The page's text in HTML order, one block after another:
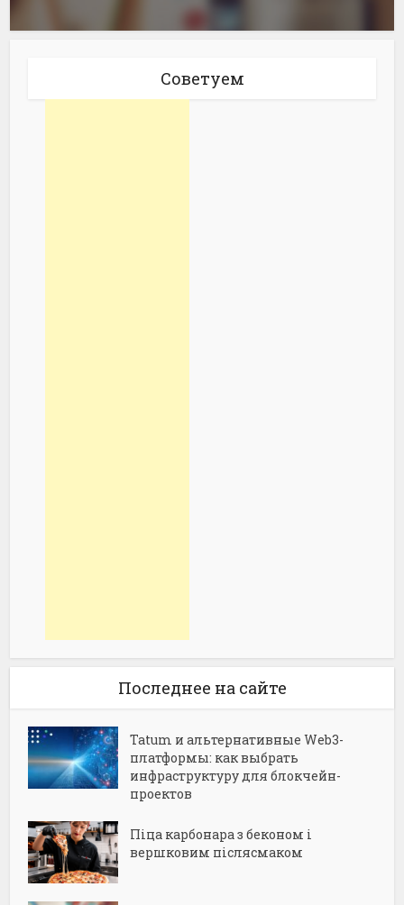
Советуем
Последнее на сайте
Tatum и альтернативные Web3-
платформы: как выбрать
инфраструктуру для блокчейн-
проектов
Піца карбонара з беконом і
вершковим післясмаком